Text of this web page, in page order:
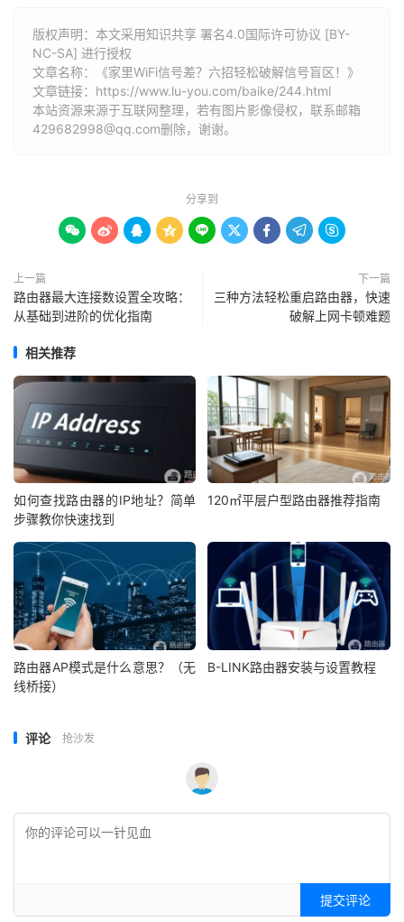
版权声明：本文采用知识共享 署名4.0国际许可协议 [BY-
NC-SA] 进行授权
文章名称：《家里WiFi信号差？六招轻松破解信号盲区！》
文章链接： https://www.lu-you.com/baike/244.html
本站资源来源于互联网整理，若有图片影像侵权，联系邮箱
429682998@qq.com删除，谢谢。
分享到
        
上一篇
路由器最大连接数设置全攻略：
从基础到进阶的优化指南
下一篇
三种方法轻松重启路由器，快速
破解上网卡顿难题
相关推荐
如何查找路由器的IP地址？简单
步骤教你快速找到
120㎡平层户型路由器推荐指南
路由器AP模式是什么意思？（无
线桥接）
B-LINK路由器安装与设置教程
评论 抢沙发
提交评论